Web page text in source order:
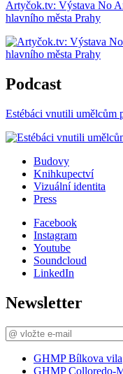
Artyčok.tv: Výstava No
hlavního města Prahy
Podcast
Estébáci vnutili umělcům
Budovy
Knihkupectví
Vizuální identita
Press
Facebook
Instagram
Youtube
Soundcloud
LinkedIn
Newsletter
GHMP Bílkova vila
GHMP Colloredo-